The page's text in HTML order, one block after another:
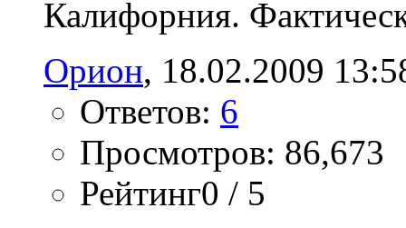
Калифорния.
Орион, 18.02.2009
Ответов: 6
Просмотров: 86,673
Рейтинг0 / 5